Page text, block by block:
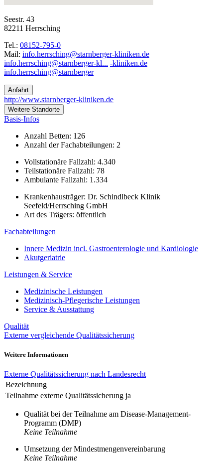
Seestr. 43
82211 Herrsching
Tel.: 08152-795-0
Mail: ed.nekinilk-regrebnrats@gnihcsrreh.ofni
info.herrsching@starnberger-kl... ed.nekinilk-
regrebnrats@gnihcsrreh.ofni
Anfahrt
http://www.starnberger-kliniken.de
Weitere Standorte
Basis-Infos
Anzahl Betten: 126
Anzahl der Fachabteilungen: 2
Vollstationäre Fallzahl: 4.340
Teilstationäre Fallzahl: 78
Ambulante Fallzahl: 1.334
Krankenhausträger: Dr. Schindlbeck Klinik
Seefeld/Herrsching GmbH
Art des Trägers: öffentlich
Fachabteilungen
Innere Medizin incl. Gastroenterologie und Kardiologie
Akutgeriatrie
Leistungen & Service
Medizinische Leistungen
Medizinisch-Pflegerische Leistungen
Service & Ausstattung
Qualität
Externe vergleichende Qualitätssicherung
Weitere Informationen
Externe Qualitätssicherung nach Landesrecht
Bezeichnung
Teilnahme externe Qualitätssicherung ja
Qualität bei der Teilnahme am Disease-Management-
Programm (DMP)
Keine Teilnahme
Umsetzung der Mindestmengenvereinbarung
Keine Teilnahme